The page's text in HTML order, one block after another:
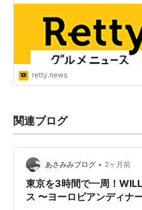
retty.news
関連ブログ
あさみみブログ • 2ヶ月前
東京を3時間で一周！
ス 〜ヨーロピアンディナ